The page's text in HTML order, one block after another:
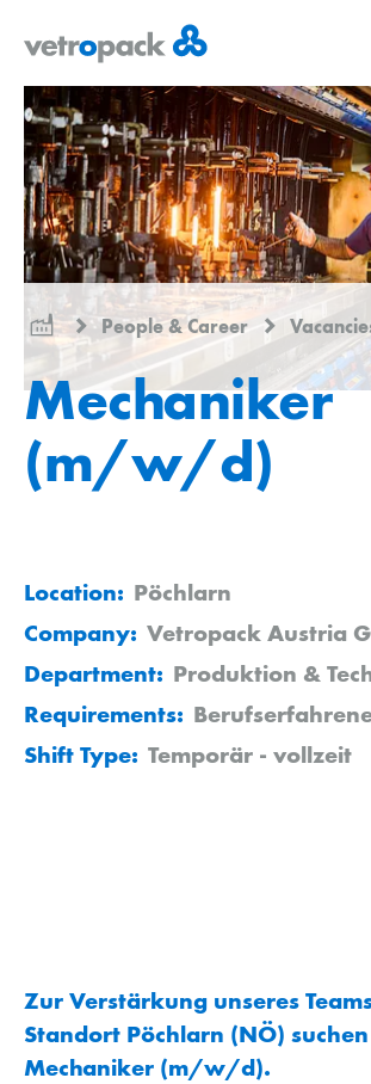
home
page
content
contact
People & Career
Mechaniker
(m/w/d)
Location: Pöchlarn
Company: Vetropack Austria
Department: Produktion &
Requirements:
Shift Type: Temporär - vollzeit
Zur Verstärkung unseres
Standort Pöchlarn (NÖ)
Mechaniker (m/w/d).